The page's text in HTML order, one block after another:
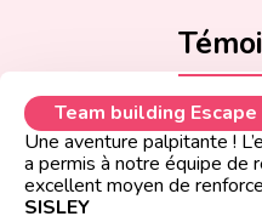
Team building
Une aventure palpitante !
a permis à notre équipe de
excellent moyen de
SISLEY